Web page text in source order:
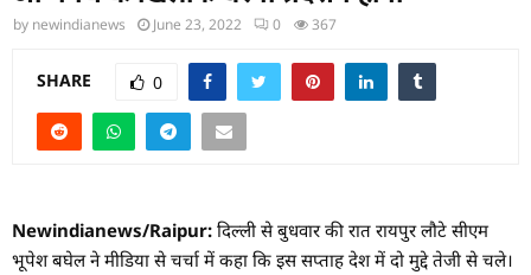
by newindianews June 23, 2022 0 367
SHARE 0
Newindianews/Raipur: दिल्ली से बुधवार की रात रायपुर लौटे सीएम
भूपेश बघेल ने मीडिया से चर्चा में कहा कि इस सप्ताह देश में दो मुद्दे तेजी से चले।